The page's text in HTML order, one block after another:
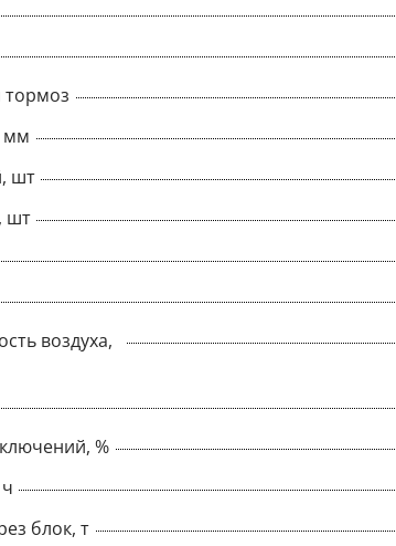
тормоз
мм
шт
шт
воздуха,
%
блок, т